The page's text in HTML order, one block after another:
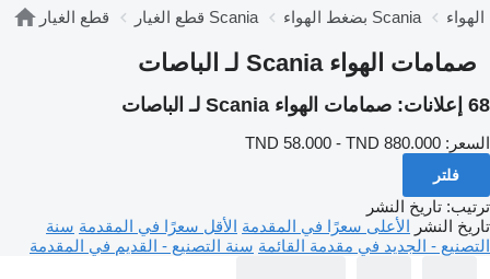
قطع الغيار قطع الغيار Scania بضغط الهواء Scania
صمامات الهواء Scania لـ الباصات
68 إعلانات: صمامات الهواء Scania لـ الباصات
السعر: TND 58.000 - TND 880.000
فلتر
ترتيب: تاريخ النشر
تاريخ النشر الأعلى سعرًا في المقدمة الأقل سعرًا في المقدمة سنة
التصنيع - الجديد في مقدمة القائمة سنة التصنيع - القديم في المقدمة